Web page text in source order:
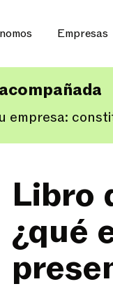
Empresas
empresa:
Libro
¿qué